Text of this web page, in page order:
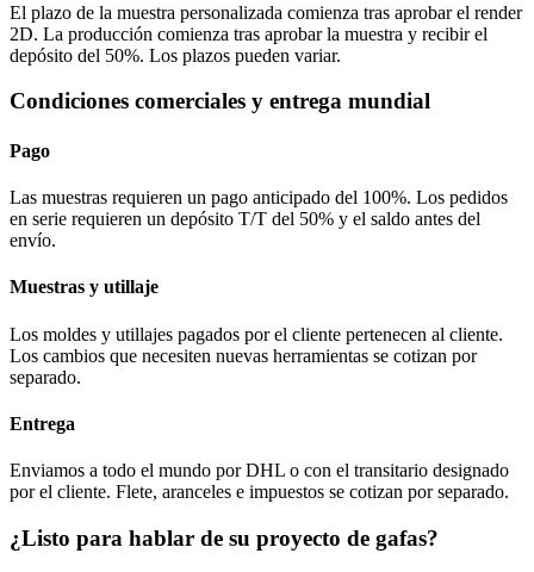
El plazo de la muestra personalizada comienza tras aprobar el render
2D. La producción comienza tras aprobar la muestra y recibir el
depósito del 50%. Los plazos pueden variar.
Condiciones comerciales y entrega mundial
Pago
Las muestras requieren un pago anticipado del 100%. Los pedidos
en serie requieren un depósito T/T del 50% y el saldo antes del
envío.
Muestras y utillaje
Los moldes y utillajes pagados por el cliente pertenecen al cliente.
Los cambios que necesiten nuevas herramientas se cotizan por
separado.
Entrega
Enviamos a todo el mundo por DHL o con el transitario designado
por el cliente. Flete, aranceles e impuestos se cotizan por separado.
¿Listo para hablar de su proyecto de gafas?